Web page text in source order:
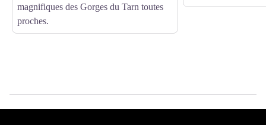
magnifiques des Gorges du Tarn toutes
proches.